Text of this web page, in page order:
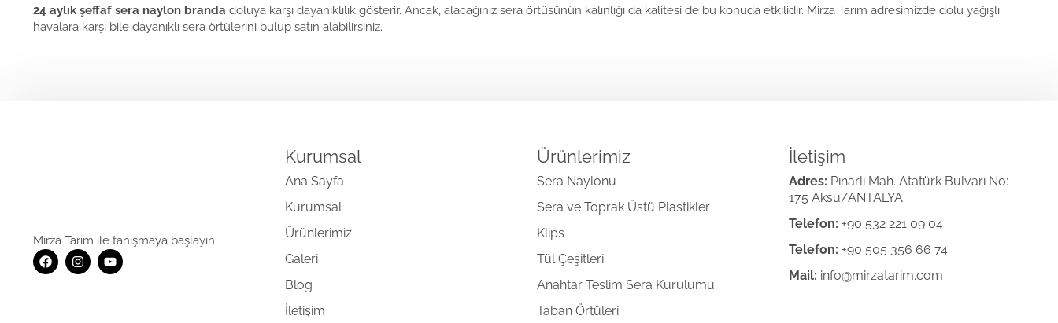
24 aylık şeffaf sera naylon branda doluya karşı dayanıklılık gösterir. Ancak, alacağınız sera örtüsünün kalınlığı da kalitesi de bu konuda etkilidir. Mirza Tarım adresimizde dolu yağışlı
havalara karşı bile dayanıklı sera örtülerini bulup satın alabilirsiniz.
Mirza Tarım ile tanışmaya başlayın
Kurumsal
Ana Sayfa
Kurumsal
Ürünlerimiz
Galeri
Blog
İletişim
Ürünlerimiz
Sera Naylonu
Sera ve Toprak Üstü Plastikler
Klips
Tül Çeşitleri
Anahtar Teslim Sera Kurulumu
Taban Örtüleri
İletişim
Adres: Pınarlı Mah. Atatürk Bulvarı No:
175 Aksu/ANTALYA
Telefon: +90 532 221 09 04
Telefon: +90 505 356 66 74
Mail: info@mirzatarim.com